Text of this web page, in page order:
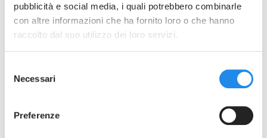
pubblicità e social media, i quali potrebbero combinarle
con altre informazioni che ha fornito loro o che hanno
raccolto dal suo utilizzo dei loro servizi.
delNecessari
Preferenze
Contatti
riservata
Condividi su
Dal 1990, Aerre Inox si impegna a produrre e
utilizzati per costruire impianti o serbatoi, con
lo scopo di agevolare il cliente nel processo di